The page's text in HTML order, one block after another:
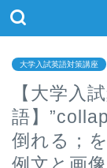
大学入試英語対策講座
【大学入
語】
倒れる；